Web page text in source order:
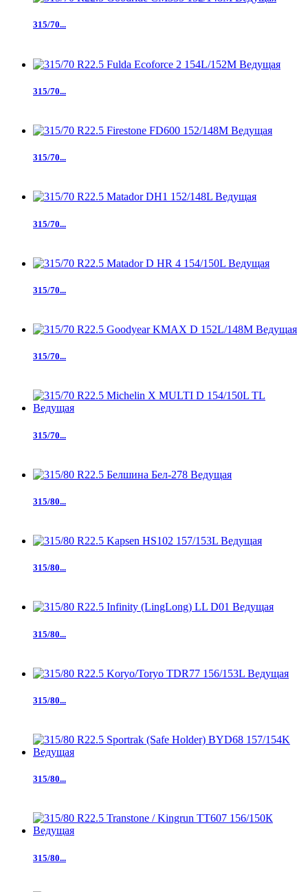
315/70...
315/70...
315/70...
315/70...
315/70...
315/70...
315/70...
315/80...
315/80...
315/80...
315/80...
315/80...
315/80...